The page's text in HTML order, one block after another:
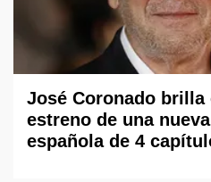
José Coronado brilla
estreno de una
española de 4